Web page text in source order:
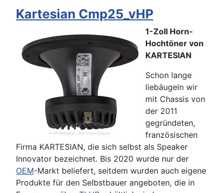
Kartesian Cmp25_vHP
1-Zoll Horn-
Hochtöner von
KARTESIAN
Schon lange
liebäugeln wir
mit Chassis von
der 2011
gegründeten,
französischen
Firma KARTESIAN, die sich selbst als Speaker
Innovator bezeichnet. Bis 2020 wurde nur der
OEM-Markt beliefert, seitdem wurden auch eigene
Produkte für den Selbstbauer angeboten, die in